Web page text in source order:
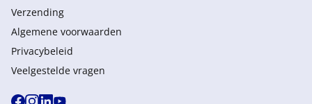
Verzending
Algemene voorwaarden
Privacybeleid
Veelgestelde vragen